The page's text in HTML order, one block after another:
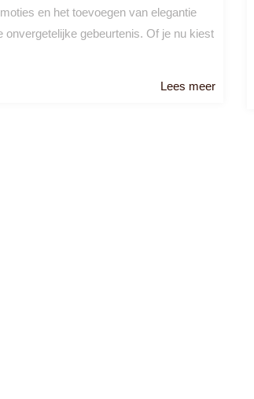
en het toevoegen van elegantie
onvergetelijke gebeurtenis. Of je nu kiest
Lees meerLees